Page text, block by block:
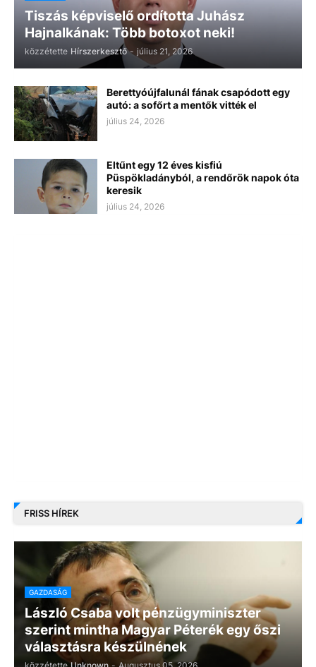
Tiszás képviselő ordította Juhász
Hajnalkának: Több botoxot neki!
közzétette Hírszerkesztő - július 21, 2026
Berettyóújfalunál fának csapódott egy
autó: a sofőrt a mentők vitték el
július 24, 2026
Eltűnt egy 12 éves kisfiú
Püspökladányból, a rendőrök napok óta
keresik
július 24, 2026
FRISS HÍREK
GAZDASÁG
László Csaba volt pénzügyminiszter
szerint mintha Magyar Péterék egy őszi
választásra készülnének